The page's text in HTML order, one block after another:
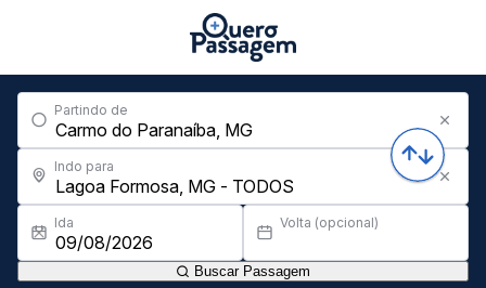
Partindo de
Indo para
Ida Volta (opcional)
Buscar Passagem